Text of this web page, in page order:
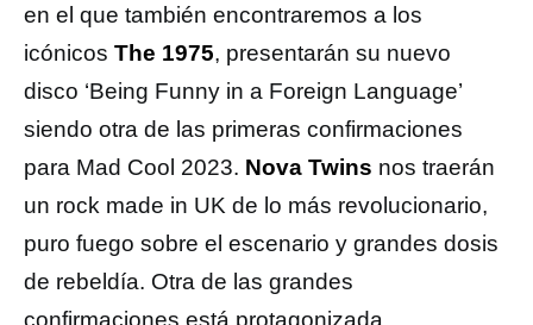
en el que también encontraremos a los
icónicos The 1975, presentarán su nuevo
disco ‘Being Funny in a Foreign Language’
siendo otra de las primeras confirmaciones
para Mad Cool 2023. Nova Twins nos traerán
un rock made in UK de lo más revolucionario,
puro fuego sobre el escenario y grandes dosis
de rebeldía. Otra de las grandes
confirmaciones está protagonizada